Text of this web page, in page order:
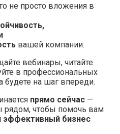
не просто вложения в
вашей компании.
вебинары, читайте
в профессиональных
на шаг впереди.
прямо сейчас —
рядом, чтобы помочь вам
эффективный бизнес